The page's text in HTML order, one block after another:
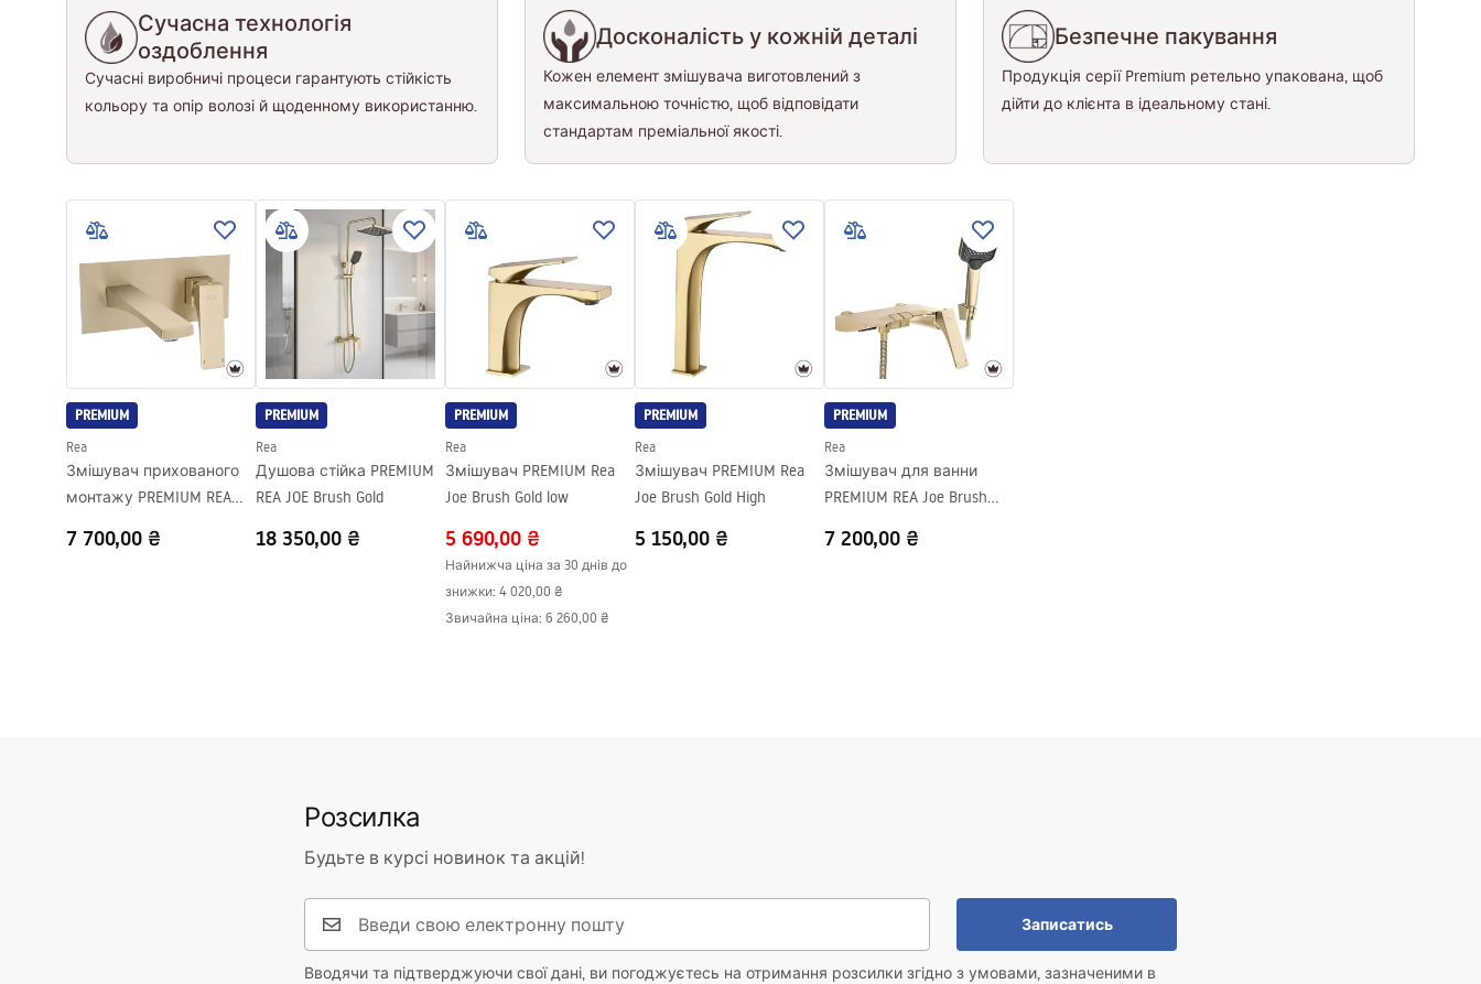
Сучасна технологія
оздоблення
Сучасні виробничі процеси гарантують стійкість
кольору та опір волозі й щоденному використанню.
Досконалість у кожній деталі
Кожен елемент змішувача виготовлений з
максимальною точністю, щоб відповідати
стандартам преміальної якості.
Безпечне пакування
Продукція серії Premium ретельно упакована, щоб
дійти до клієнта в ідеальному стані.
PREMIUM
Rea
Змішувач прихованого
монтажу PREMIUM REA
7 700,00 ₴
PREMIUM
Rea
Душова стійка PREMIUM
REA JOE Brush Gold
18 350,00 ₴
PREMIUM
Rea
Змішувач PREMIUM Rea
Joe Brush Gold low
5 690,00 ₴
Найнижча ціна за 30 днів до
знижки: 4 020,00 ₴
Звичайна ціна: 6 260,00 ₴
PREMIUM
Rea
Змішувач PREMIUM Rea
Joe Brush Gold High
5 150,00 ₴
PREMIUM
Rea
Змішувач для ванни
PREMIUM REA Joe Brush
7 200,00 ₴
Розсилка
Будьте в курсі новинок та акцій!
Записатись
Вводячи та підтверджуючи свої дані, ви погоджуєтесь на отримання розсилки згідно з умовами, зазначеними в